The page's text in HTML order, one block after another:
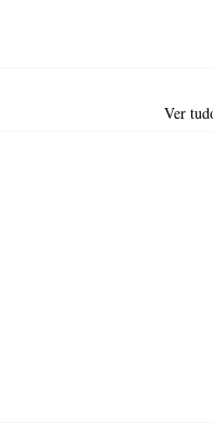
Ver